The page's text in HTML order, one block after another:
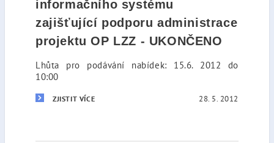
informačního systému
zajišťující podporu administrace
projektu OP LZZ - UKONČENO
Lhůta pro podávání nabídek: 15.6. 2012 do
10:00
ZJISTIT VÍCE 28. 5. 2012